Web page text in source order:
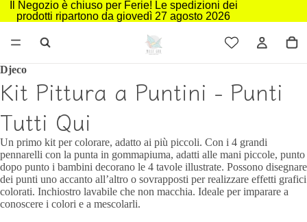
Il Negozio è chiuso per Ferie! Le spedizioni dei
prodotti ripartono da giovedì 27 agosto 2026
Djeco
Kit Pittura a Puntini - Punti
Tutti Qui
Un primo kit per colorare, adatto ai più piccoli. Con i 4 grandi
pennarelli con la punta in gommapiuma, adatti alle mani piccole, punto
dopo punto i bambini decorano le 4 tavole illustrate. Possono disegnare
dei punti uno accanto all’altro o sovrapposti per realizzare effetti grafici
colorati. Inchiostro lavabile che non macchia. Ideale per imparare a
conoscere i colori e a mescolarli.